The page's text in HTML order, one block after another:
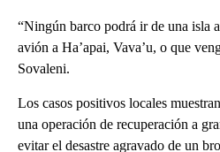
“Ningún barco podrá ir de una isla
avión a Ha’apai, Vava’u, o que
Sovaleni.
Los casos positivos locales
una operación de recuperación a
evitar el desastre agravado de un